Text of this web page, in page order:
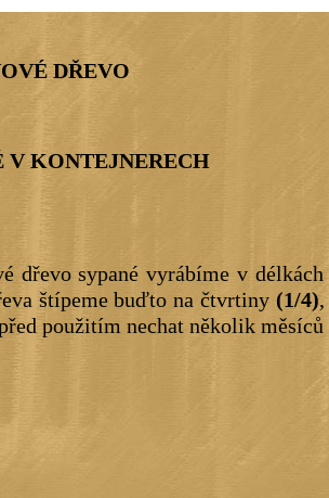
DŘEVO
KONTEJNERECH
sypané vyrábíme v délkách
štípeme buďto na čtvrtiny(1/4),
použitím nechat několik měsíců